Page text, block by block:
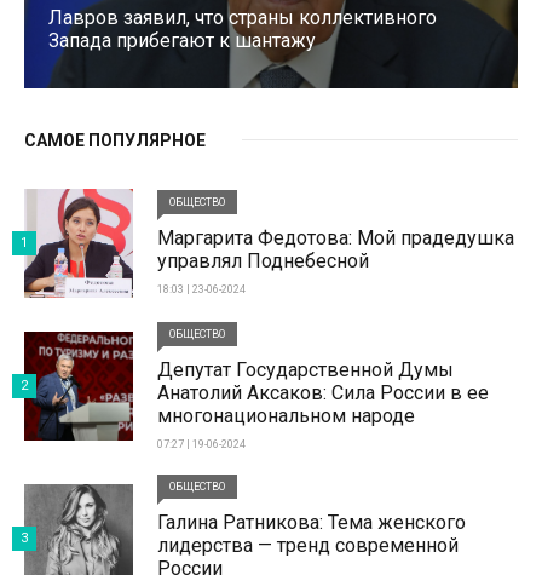
Лавров заявил, что страны коллективного
Запада прибегают к шантажу
САМОЕ ПОПУЛЯРНОЕ
ОБЩЕСТВО
Маргарита Федотова: Мой прадедушка
управлял Поднебесной
18:03 | 23-06-2024
1
ОБЩЕСТВО
Депутат Государственной Думы
Анатолий Аксаков: Сила России в ее
многонациональном народе
07:27 | 19-06-2024
2
ОБЩЕСТВО
Галина Ратникова: Тема женского
лидерства — тренд современной
России
3